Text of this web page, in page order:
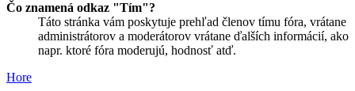
Čo znamená odkaz "Tím"?
Táto stránka vám poskytuje prehľad členov tímu fóra, vrátane
administrátorov a moderátorov vrátane ďalších informácií, ako
napr. ktoré fóra moderujú, hodnosť atď.
Hore